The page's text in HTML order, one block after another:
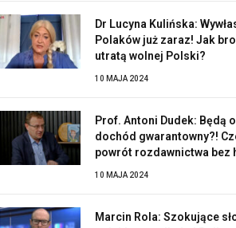
Dr Lucyna Kulińska:
Polaków już zaraz! Jak
utratą wolnej Polski?
10 MAJA 2024
Prof. Antoni Dudek: Będą
dochód gwarantowny?!
powrót rozdawnictwa bez
10 MAJA 2024
Marcin Rola: Szokujące